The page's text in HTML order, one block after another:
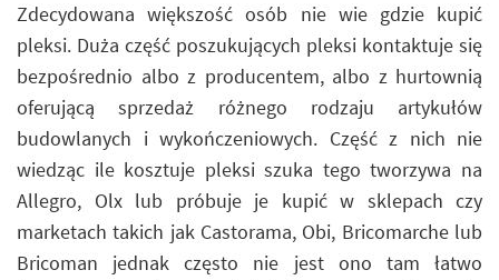
Zdecydowana większość osób nie wie gdzie kupić
pleksi. Duża część poszukujących pleksi kontaktuje się
bezpośrednio albo z producentem, albo z hurtownią
oferującą sprzedaż różnego rodzaju artykułów
budowlanych i wykończeniowych. Część z nich nie
wiedząc ile kosztuje pleksi szuka tego tworzywa na
Allegro, Olx lub próbuje je kupić w sklepach czy
marketach takich jak Castorama, Obi, Bricomarche lub
Bricoman jednak często nie jest ono tam łatwo